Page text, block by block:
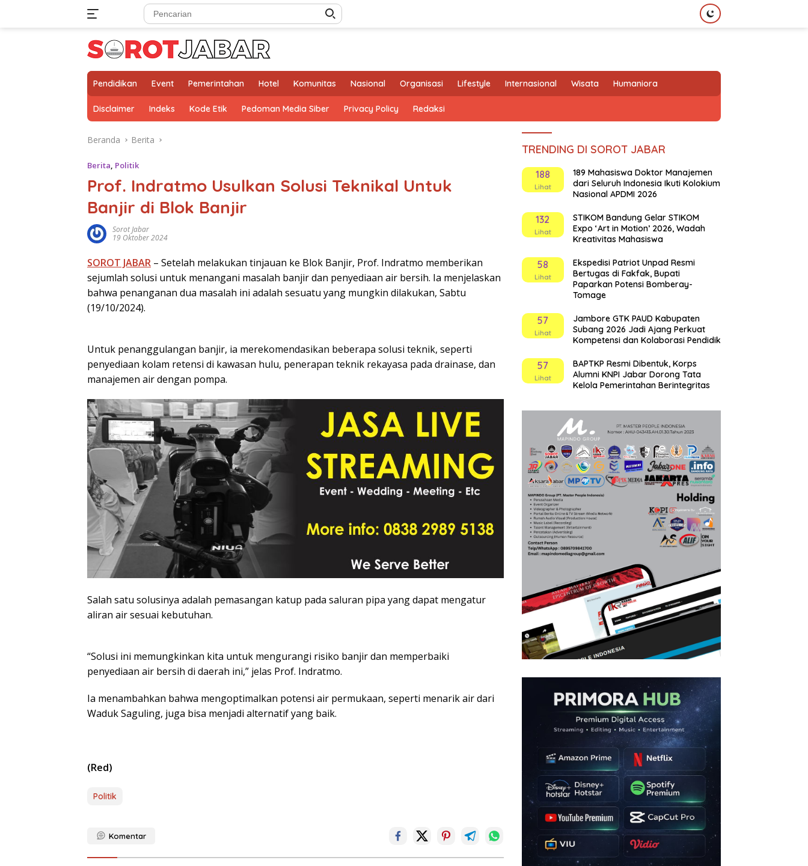
Pendidikan Event Pemerintahan Hotel Komunitas Nasional Organisasi Lifestyle Internasional Wisata Humaniora
Disclaimer Indeks Kode Etik Pedoman Media Siber Privacy Policy Redaksi
Beranda Berita
Berita, Politik
Prof. Indratmo Usulkan Solusi Teknikal Untuk
Banjir di Blok Banjir
Sorot Jabar
19 Oktober 2024
SOROT JABAR – Setelah melakukan tinjauan ke Blok Banjir, Prof. Indratmo memberikan
sejumlah solusi untuk menangani masalah banjir dan penyediaan air bersih. Ia menjelaskan
bahwa penanganan dua masalah ini adalah sesuatu yang mungkin dilakukan, Sabtu
(19/10/2024).
Untuk penanggulangan banjir, ia merekomendasikan beberapa solusi teknik, seperti
penyediaan kolam retensi di kawasan hulu, penerapan teknik rekayasa pada drainase, dan
manajemen air dengan pompa.
Salah satu solusinya adalah pemasangan katup pada saluran pipa yang dapat mengatur
aliran air sesuai kebutuhan.
“Solusi ini memungkinkan kita untuk mengurangi risiko banjir dan memperbaiki
penyediaan air bersih di daerah ini,” jelas Prof. Indratmo.
Ia menambahkan bahwa mengoptimalkan potensi air permukaan, seperti menarik air dari
Waduk Saguling, juga bisa menjadi alternatif yang baik.
(Red)
Politik
Komentar
TRENDING DI SOROT JABAR
188
Lihat
189 Mahasiswa Doktor Manajemen
dari Seluruh Indonesia Ikuti Kolokium
Nasional APDMI 2026
132
Lihat
STIKOM Bandung Gelar STIKOM
Expo ‘Art in Motion’ 2026, Wadah
Kreativitas Mahasiswa
58
Lihat
Ekspedisi Patriot Unpad Resmi
Bertugas di Fakfak, Bupati
Paparkan Potensi Bomberay-
Tomage
57
Lihat
Jambore GTK PAUD Kabupaten
Subang 2026 Jadi Ajang Perkuat
Kompetensi dan Kolaborasi Pendidik
57
Lihat
BAPTKP Resmi Dibentuk, Korps
Alumni KNPI Jabar Dorong Tata
Kelola Pemerintahan Berintegritas